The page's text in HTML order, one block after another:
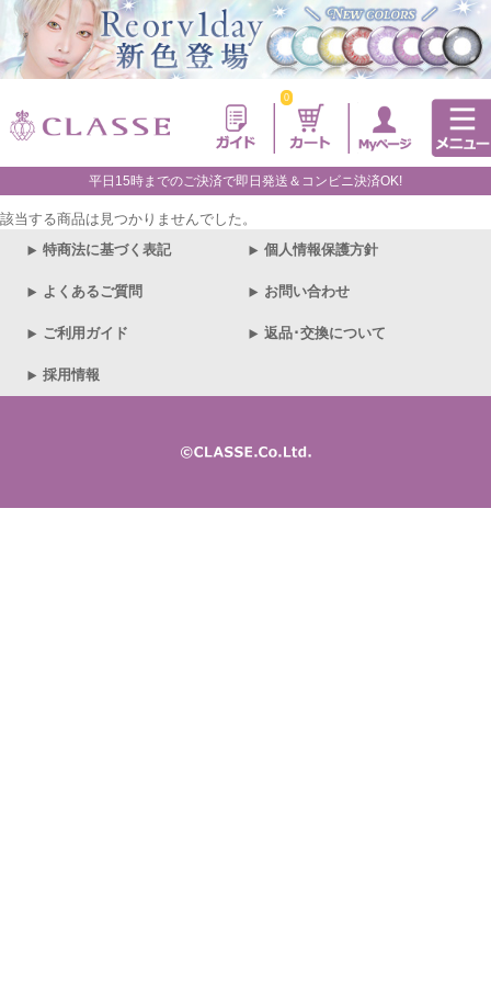
0
平日15時までのご決済で即日発送＆コンビニ決済OK!
該当する商品は見つかりませんでした。
特商法に基づく表記
個人情報保護方針
よくあるご質問 お問い合わせ
ご利用ガイド 返品･交換について
採用情報